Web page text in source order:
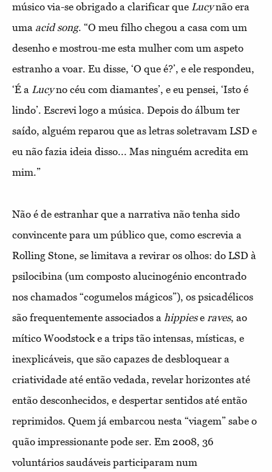
músico via-se obrigado a clarificar que Lucynão era
uma acid song. “O meu filho chegou a casa com um
desenho e mostrou-me esta mulher com um aspeto
estranho a voar. Eu disse, ‘O que é?’, e ele respondeu,
‘É a Lucyno céu com diamantes’, e eu pensei, ‘Isto é
lindo’. Escrevi logo a música. Depois do álbum ter
saído, alguém reparou que as letras soletravam LSD e
eu não fazia ideia disso... Mas ninguém acredita em
mim.”
Não é de estranhar que a narrativa não tenha sido
convincente para um público que, como escrevia a
Rolling Stone, se limitava a revirar os olhos: do LSD à
psilocibina (um composto alucinogénio encontrado
nos chamados “cogumelos mágicos”), os psicadélicos
são frequentemente associados a hippiese raves, ao
mítico Woodstock e a trips tão intensas, místicas, e
inexplicáveis, que são capazes de desbloquear a
criatividade até então vedada, revelar horizontes até
então desconhecidos, e despertar sentidos até então
reprimidos. Quem já embarcou nesta “viagem” sabe o
quão impressionante pode ser. Em 2008, 36
voluntários saudáveis participaram num